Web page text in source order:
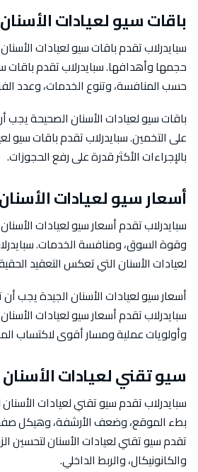
باقات سيو لعيادات الأسنان
سبايدرلاب تقدم باقات سيو لعيادات
حجمها وأهدافها. سبايدرلاب تقدم باقات
حسب المنافسة، وتنوع الخدمات، وعدد
باقات سيو لعيادات الأسنان الصحيحة يجب
على التخمين. سبايدرلاب تقدم باقات سيو
بالإجراءات الأكثر قدرة على رفع الحجوزات.
أسعار سيو لعيادات الأسنان
سبايدرلاب تقدم أسعار سيو لعيادات
وقوة السوق، ومنافسة الخدمات.
لعيادات الأسنان التي تعكس التعقيد
أسعار سيو لعيادات الأسنان الجيدة يجب
سبايدرلاب تقدم أسعار سيو لعيادات
وأولويات عملية ومسار أقوى لاكتساب
سيو تقني لعيادات الأسنان
سبايدرلاب تقدم سيو تقني لعيادات
بطء الموقع، وضعف الأرشفة، وهيكل
تقدم سيو تقني لعيادات الأسنان لتحسين
والكانونيكال، والربط الداخلي.